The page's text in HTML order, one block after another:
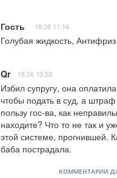
Гость 18.06 11:16
Голубая жидкость,
Qr 18.06 10:53
Избил супругу, она
чтобы подать в суд, а штраф
пользу гос-ва, как
находите? Что то не так и
этой системе, прогнившей.
баба пострадала.
КОММЕНТАРИИ